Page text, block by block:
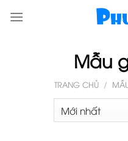
Mẫu
TRANG CHỦ /